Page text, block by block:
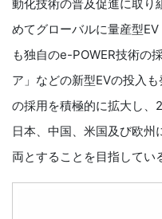
動化技術の普及促進に取り
めてグローバルに量産型
も独自のe-POWER技術の
ア」などの新型EVの投入
の採用を積極的に拡大し
日本、中国、米国及び欧
両とすることを目指してい